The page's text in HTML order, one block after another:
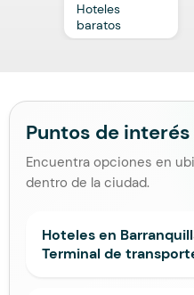
Hoteles
baratos
Puntos de
Encuentra opciones en
dentro de la ciudad.
Hoteles en
Terminal de